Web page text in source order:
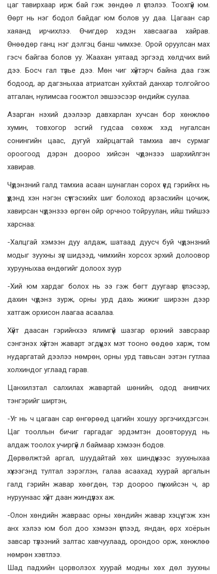
цаг тавирхаар ирж бай гэж зөндөө л үглэлээ. Тоохгүй юм.
Өөрт нь нэг бодол байдаг юм болов уу даа. Цагаан сар
хаяанд ирчихлээ. Өчигдөр хэдэн хавсаагаа хайрав.
Өнөөдөр ганц нэг дэлгэц банш чимхэе. Орой оруулсан мах
гэсч байгаа болов уу. Жаахан уятаад эргээд хөлдчих вий
дээ. Босч гал түлье дээ. Мөн чиг хүйтэрч байна даа гэж
бодоод, ар дагзныхаа атриатсан хуйхтай данхар толгойгоо
атгалан, нулимсаа гоожтол эвшээсээр өндийж суулаа.
Азарган нэхий дээлээр давхарлан хучсан бор хөнжлөө
хумин, товхогор эсгий гудсаа сөхөж хэд нугалсан
сонингийн цаас, дугуй хайрцагтай тамхиа авч сурмаг
ороогоод дэрэн доороо хийсэн чүдэнзээ шархийлгэн
хавирав.
Чүдэнзний галд тамхиа асаан шунаглан сорох үед гэрийнх нь
үүдэнд хэн нэгэн сүүтгэсхийх шиг болоход арзасхийн цочиж,
хавирсан чүдэнзээ өргөн ойр орчноо тойруулан, ийш тийшээ
харснаа:
-Халцгай хэмээн дуу алдаж, шатаад дуусч буй чүдэнзний
модыг зуухны зүг шидээд, чимхийн хорсох эрхий долоовор
хурууныхаа өндөгийг долоох зуур
-Хий юм хардаг болох нь ээ гэж бөгт дуугаар үглэсээр,
дахин чүдэнз зурж, орны урд дахь жижиг ширээн дээр
хатгаж орхисон лаагаа асаалаа.
Хүйт даасан гэрийнхээ ялимгүй шазгар өрхний завсраар
сэнгэнэх хүйтэн жаварт эгдүүцэх мэт тооно өөдөө харж, том
нударгатай дээлээ нөмрөн, орны урд тавьсан ээтэн гутлаа
холхиндог углаад гарав.
Цанхилзтал салхилах жавартай шөнийн, одод анивчих
тэнгэрийг ширтэн,
-Уг нь ч цагаан сар өнгөрөөд цагийн хошуу эргэчихдэгсэн.
Цаг тооллын бичиг гаргадаг эрдэмтэн доовторууд нь
алдаж тоолох учиргүй л баймаар хэмээн бодов.
Дөрвөлжтэй аргал, шуудайтай хөх шиндүүнээс зуухныхаа
хүхээгэнд тултал зэрэглэн, галаа асаахад хуурай аргалын
галд гэрийн жавар хөөгдөн, тэр доороо пүнхийсэн ч, ар
нуруунаас хүйт даан жиндүүлэх аж.
-Олон хөндийн жавраас орны хөндийн жавар хэцүү гэж хэн
анх хэлээ юм бол доо хэмээн үглээд, яндан, өрх хоёрын
завсар түлээний залтас хавчуулаад, орондоо орж, хөнжлөө
нөмрөн хэвтлээ.
Шад падхийн цорволзох хуурай модны хөх дөл зуухны